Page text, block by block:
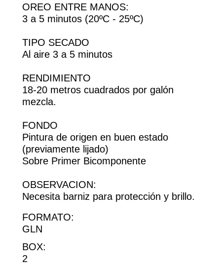
OREO ENTRE MANOS:
3 a 5 minutos (20ºC - 25ºC)
TIPO SECADO
Al aire 3 a 5 minutos
RENDIMIENTO
18-20 metros cuadrados por galón
mezcla.
FONDO
Pintura de origen en buen estado
(previamente lijado)
Sobre Primer Bicomponente
OBSERVACION:
Necesita barniz para protección y brillo.
FORMATO:
GLN
BOX:
2